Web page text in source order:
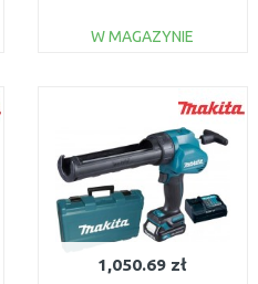
W MAGAZYNIE
Do porównania
1,050.69 zł